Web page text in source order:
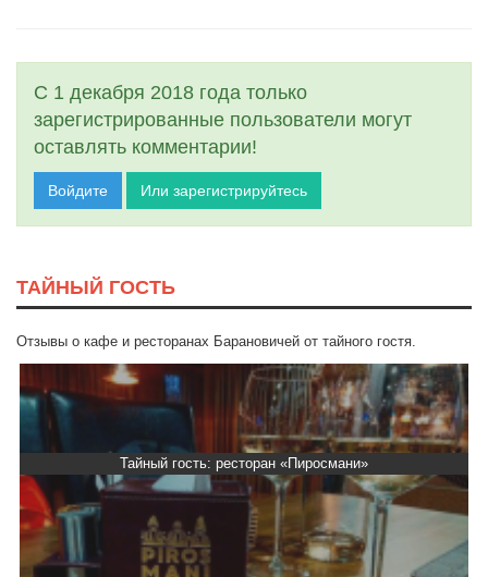
С 1 декабря 2018 года только
зарегистрированные пользователи могут
оставлять комментарии!
Войдите Или зарегистрируйтесь
ТАЙНЫЙ ГОСТЬ
Отзывы о кафе и ресторанах Барановичей от тайного гостя.
Тайный гость: ресторан «Пиросмани»